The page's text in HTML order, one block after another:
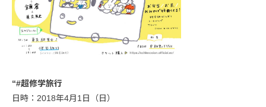
“#超修学旅行
日時：2018年4月1日（日）